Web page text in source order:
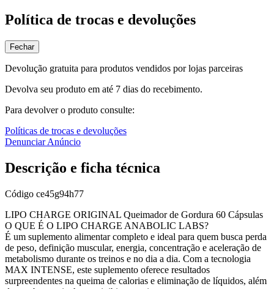
Política de trocas e devoluções
Fechar
Devolução gratuita para produtos vendidos por lojas parceiras
Devolva seu produto em até 7 dias do recebimento.
Para devolver o produto consulte:
Políticas de trocas e devoluções
Denunciar Anúncio
Descrição e ficha técnica
Código ce45g94h77
LIPO CHARGE ORIGINAL Queimador de Gordura 60 Cápsulas
O QUE É O LIPO CHARGE ANABOLIC LABS?
É um suplemento alimentar completo e ideal para quem busca perda
de peso, definição muscular, energia, concentração e aceleração de
metabolismo durante os treinos e no dia a dia. Com a tecnologia
MAX INTENSE, este suplemento oferece resultados
surpreendentes na queima de calorias e eliminação de líquidos, além